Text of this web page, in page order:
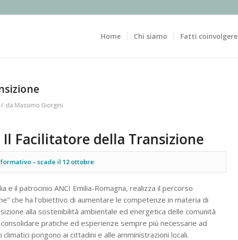
Home Chi siamo Fatti coinvolgere
/ da Massimo Giorgini
Il Facilitatore della Transizione
– scade il 12 ottobre
e il patrocinio ANCI Emilia-Romagna, realizza il percorso
che ha l’obiettivo di aumentare le competenze in materia di
alla sostenibilità ambientale ed energetica delle comunità
pratiche ed esperienze sempre più necessarie ad
pongono ai cittadini e alle amministrazioni locali.